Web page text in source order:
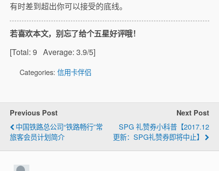
有时差到超出你可以接受的底线。
若喜欢本文，别忘了给个五星好评哦！
[Total: 9 Average: 3.9/5]
Categories: 信用卡伴侣
Previous Post
中国铁路总公司“铁路畅行”常
旅客会员计划简介
Next Post
SPG 礼赞券小科普【2017.12
更新：SPG礼赞券即将中止】